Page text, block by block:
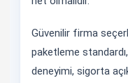
Güvenilir firma
paketleme
deneyimi, sigorta